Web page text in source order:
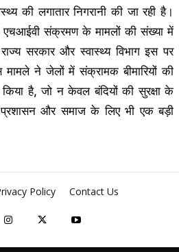
की लगातार निगरानी की जा रही है।
एचआईवी संक्रमण के मामलों की संख्या में
सरकार और स्वास्थ्य विभाग इस पर
ने जेलों में संक्रामक बीमारियों की
है, जो न केवल बंदियों की सुरक्षा के
और समाज के लिए भी एक बड़ी
Policy Contact Us